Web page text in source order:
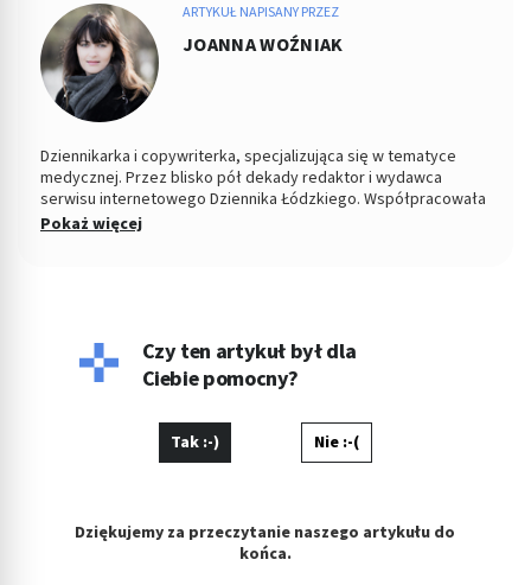
ARTYKUŁ NAPISANY PRZEZ
JOANNA WOŹNIAK
Dziennikarka i copywriterka, specjalizująca się w tematyce
medycznej. Przez blisko pół dekady redaktor i wydawca
serwisu internetowego Dziennika Łódzkiego. Współpracowała
z łódzkim ośrodkiem TVP. Absolwentka Filozofii oraz
Pokaż więcej
Czy ten artykuł był dla
Ciebie pomocny?
Tak :-) Nie :-(
Dziękujemy za przeczytanie naszego artykułu do
końca.